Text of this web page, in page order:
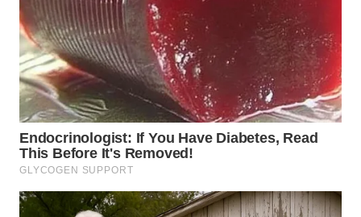
WN
KALTENG
WN
KALTARA
WN
KALSEL
KALTIM